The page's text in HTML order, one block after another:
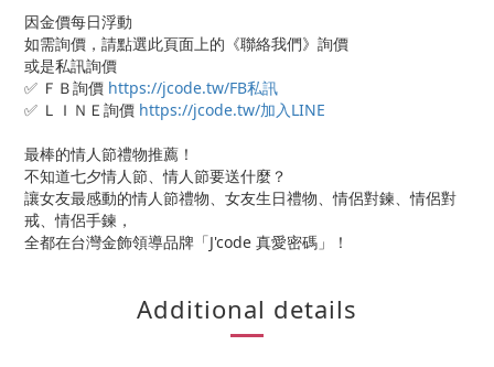
因金價每日浮動
如需詢價，請點選此頁面上的《聯絡我們》詢價
或是私訊詢價
✅ ＦＢ詢價 https://jcode.tw/FB私訊
✅ ＬＩＮＥ詢價 https://jcode.tw/加入LINE
最棒的情人節禮物推薦！
不知道七夕情人節、情人節要送什麼？
讓女友最感動的情人節禮物、女友生日禮物、情侶對鍊、情侶對
戒、情侶手鍊，
全都在台灣金飾領導品牌「J'code 真愛密碼」！
Additional details